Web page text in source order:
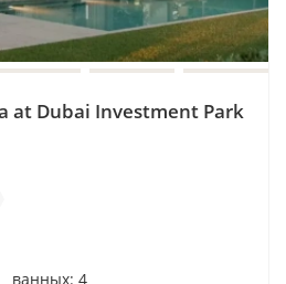
at Dubai Investment Park
ванных: 4